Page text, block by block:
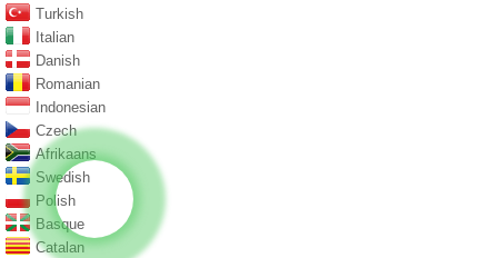
Turkish
Italian
Danish
Romanian
Indonesian
Czech
Afrikaans
Swedish
Polish
Basque
Catalan